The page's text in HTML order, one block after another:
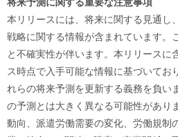
本リリースには、将来に関する見通し
戦略に関する情報が含まれています。
と不確実性が伴います。本リリースに
ス時点で入手可能な情報に基づいてお
れらの将来予測を更新する義務を負い
の予測とは大きく異なる可能性があり
動向、派遣労働需要の変化、労働規制